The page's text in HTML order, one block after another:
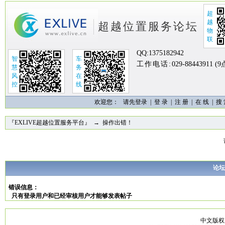
超越位置服务论坛
超
越
物
联
智
慧
风
控
车
务
在
线
QQ:1375182942
工作电话: 029-88443911 (9
欢迎您： 请先登录 | 登 录 注 册 在 线 搜
『EXLIVE超越位置服务平台』 → 操作出错！
论
错误信息：
只有登录用户和已经审核用户才能够发表帖子
中文版